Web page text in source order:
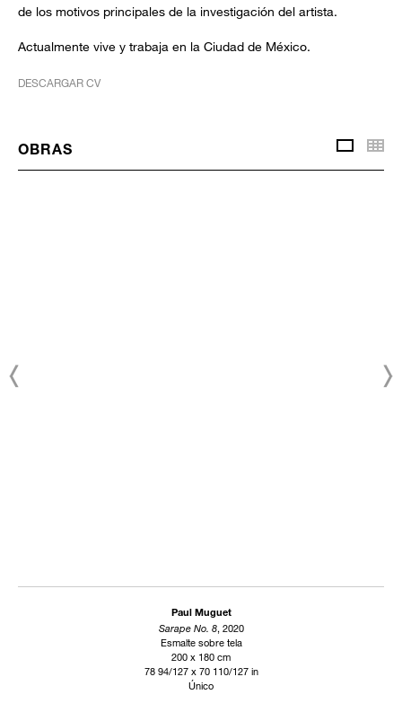
de los motivos principales de la investigación del artista.
Actualmente vive y trabaja en la Ciudad de México.
DESCARGAR CV
OBRAS
Paul Muguet
Sarape No. 8, 2020
Esmalte sobre tela
200 x 180 cm
78 94/127 x 70 110/127 in
Único